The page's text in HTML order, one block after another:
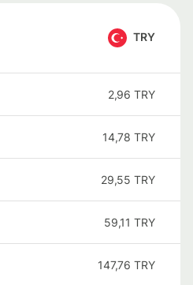
TRY
2,96 TRY
14,78 TRY
29,55 TRY
59,11 TRY
147,76 TRY